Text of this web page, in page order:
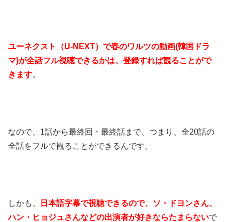
ユーネクスト（U-NEXT）で春のワルツの動画(韓国ドラ
マ)が全話フル視聴できるかは、登録すれば観ることがで
きます。
なので、1話から最終回・最終話まで、つまり、全20話の
全話をフルで観ることができるんです。
しかも、
日本語字幕で視聴できるので、ソ・ドヨンさん、
ハン・ヒョジュさんなどの出演者が好きならたまらないで